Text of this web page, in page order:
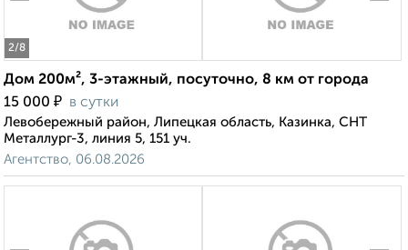
2/8
Дом 200м², 3-этажный, посуточно, 8 км от города
15 000 ₽ в сутки
Левобережный район, Липецкая область, Казинка, СНТ
Металлург-3, линия 5, 151 уч.
Агентство, 06.08.2026